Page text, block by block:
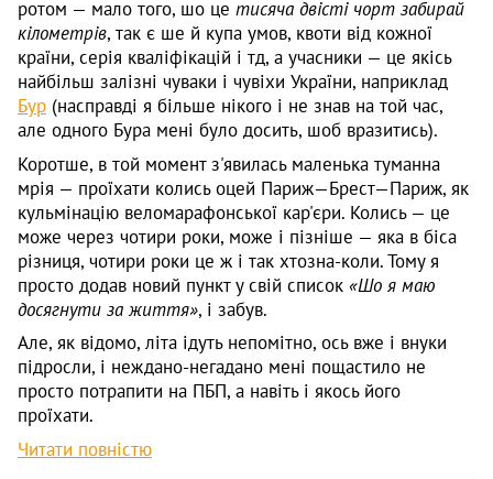
ротом — мало того, шо це тисяча двісті чорт забирай
кілометрів, так є ше й купа умов, квоти від кожної
країни, серія кваліфікацій і тд, а учасники — це якісь
найбільш залізні чуваки і чувіхи України, наприклад
Бур (насправді я більше нікого і не знав на той час,
але одного Бура мені було досить, шоб вразитись).
Коротше, в той момент з'явилась маленька туманна
мрія — проїхати колись оцей Париж—Брест—Париж, як
кульмінацію веломарафонської кар'єри. Колись — це
може через чотири роки, може і пізніше — яка в біса
різниця, чотири роки це ж і так хтозна-коли. Тому я
просто додав новий пункт у свій список «Шо я маю
досягнути за життя», і забув.
Але, як відомо, літа ідуть непомітно, ось вже і внуки
підросли, і неждано-негадано мені пощастило не
просто потрапити на ПБП, а навіть і якось його
проїхати.
Читати повністю